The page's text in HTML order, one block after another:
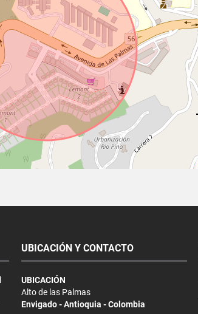
UBICACIÓN Y CONTACTO
UBICACIÓN
Alto de las Palmas
Envigado - Antioquia - Colombia